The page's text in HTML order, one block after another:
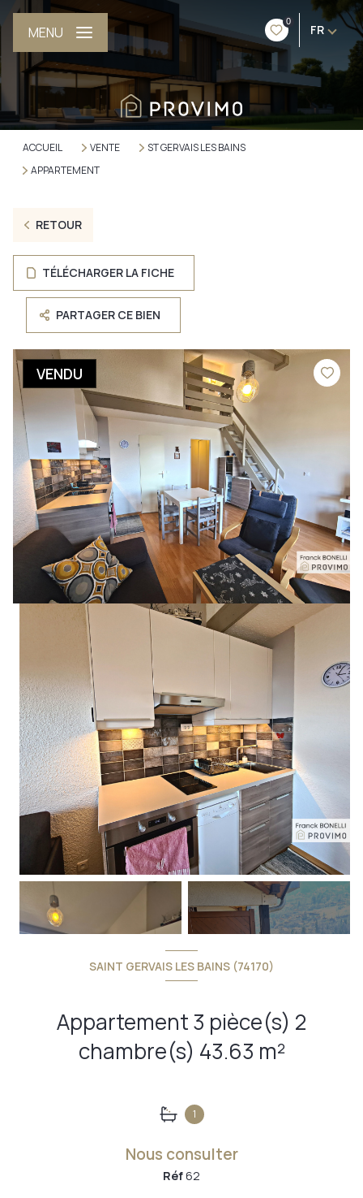
0
FR
MENU
ACCUEIL VENTE
ST GERVAIS LES BAINS
APPARTEMENT
RETOUR
TÉLÉCHARGER LA FICHE
PARTAGER CE BIEN
VENDU
SAINT GERVAIS LES BAINS (74170)
Appartement 3 pièce(s) 2
chambre(s) 43.63 m²
1
Nous consulter
Réf62